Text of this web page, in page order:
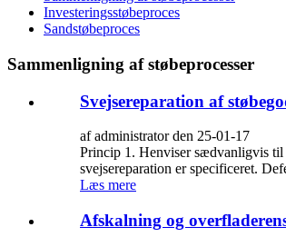
Investeringsstøbeproces
Sandstøbeproces
Sammenligning af støbeprocesser
Svejsereparation af
af administrator den 25-01-17
Princip 1. Henviser sædvanligvis til
svejsereparation er specificeret.
Læs mere
Afskalning og